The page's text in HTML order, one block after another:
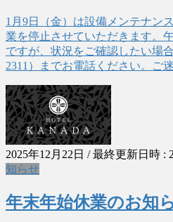
1月9日（金）は設備メンテナン
業を停止させていただきます。
ですが、状況をご確認したい場
2311）までお電話ください。ご
2025年12月22日 / 最終更新日時 :
知らせ
年末年始休業のお知